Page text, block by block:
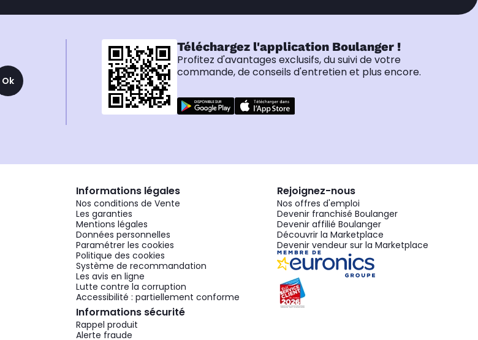
Ok
Téléchargez l'application Boulanger !
Profitez d'avantages exclusifs, du suivi de votre
commande, de conseils d'entretien et plus encore.
Informations légales
Nos conditions de Vente
Les garanties
Mentions légales
Données personnelles
Paramétrer les cookies
Politique des cookies
Système de recommandation
Les avis en ligne
Lutte contre la corruption
Accessibilité : partiellement conforme
Informations sécurité
Rappel produit
Alerte fraude
Rejoignez-nous
Nos offres d'emploi
Devenir franchisé Boulanger
Devenir affilié Boulanger
Découvrir la Marketplace
Devenir vendeur sur la Marketplace